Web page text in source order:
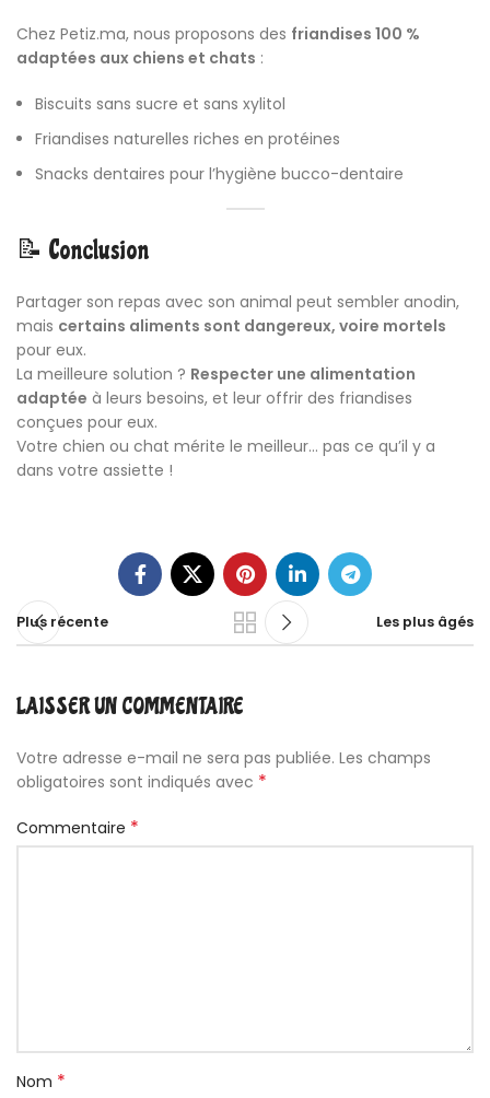
Chez Petiz.ma, nous proposons des friandises 100 %
adaptées aux chiens et chats :
Biscuits sans sucre et sans xylitol
Friandises naturelles riches en protéines
Snacks dentaires pour l’hygiène bucco-dentaire
📝 Conclusion
Partager son repas avec son animal peut sembler anodin,
mais certains aliments sont dangereux, voire mortels
pour eux.
La meilleure solution ? Respecter une alimentation
adaptée à leurs besoins, et leur offrir des friandises
conçues pour eux.
Votre chien ou chat mérite le meilleur… pas ce qu’il y a
dans votre assiette !
Plus récente Les plus âgés
LAISSER UN COMMENTAIRE
Votre adresse e-mail ne sera pas publiée. Les champs
obligatoires sont indiqués avec *
Commentaire *
Nom *